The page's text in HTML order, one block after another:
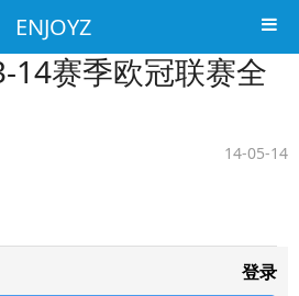
ENJOYZ
14赛季欧冠联赛全
14-05-14
登录